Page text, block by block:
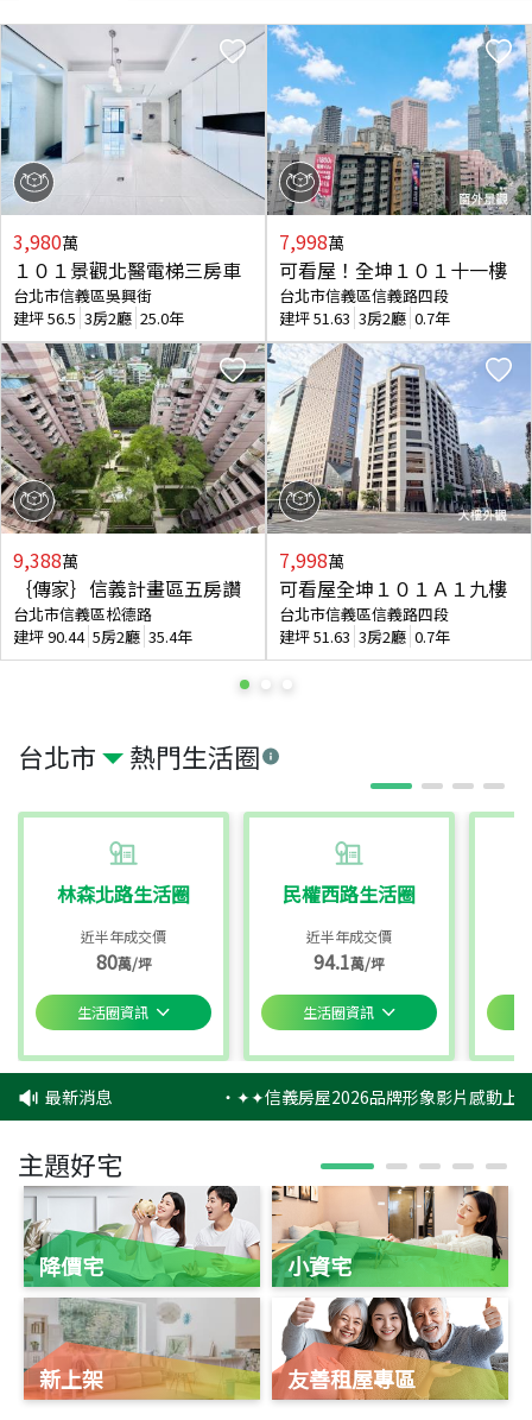
台北市 熱門生活圈
林森北路生活圈
近半年成交價
80萬/坪
生活圈資訊
民權西路生活圈
近半年成交價
94.1萬/坪
生活圈資訊
3,980萬
１０１景觀北醫電梯三房車
台北市信義區吳興街
建坪56.5 3房2廳 25.0年
9,388萬
｛傳家｝信義計畫區五房讚
台北市信義區松德路
建坪90.44 5房2廳 35.4年
7,998萬
可看屋！全坤１０１十一樓
台北市信義區信義路四段
建坪51.63 3房2廳 0.7年
7,998萬
可看屋全坤１０１Ａ１九樓
台北市信義區信義路四段
建坪51.63 3房2廳 0.7年
最新消息 ‧✦✦信義房屋2026品牌形象影片感動上
主題好宅
降價宅
新上架
小資宅
友善租屋專區